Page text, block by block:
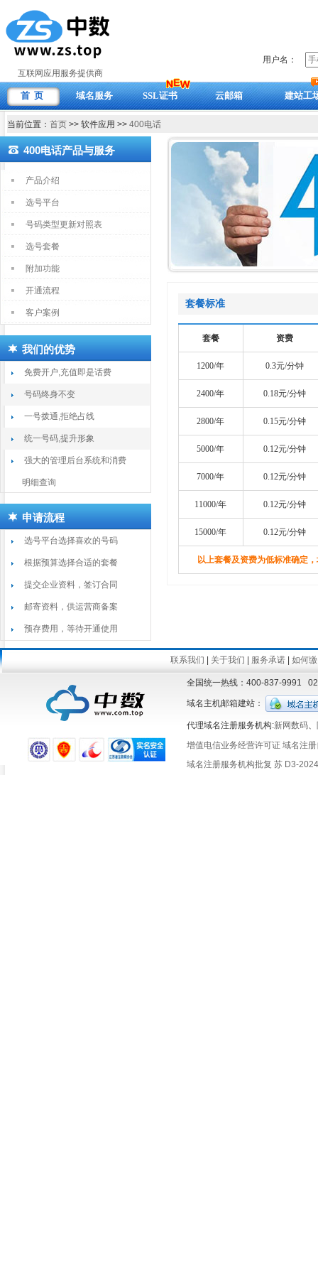
互联网应用服务提供商
用户名：
首 页 域名服务 SSL证书 云邮箱 建站工
当前位置： 首页 >> 软件应用 >> 400电话
400电话产品与服务
产品介绍
选号平台
号码类型更新对照表
选号套餐
附加功能
开通流程
客户案例
我们的优势
免费开户,充值即是话费
号码终身不变
一号拨通,拒绝占线
统一号码,提升形象
强大的管理后台系统和消费
明细查询
申请流程
选号平台选择喜欢的号码
根据预算选择合适的套餐
提交企业资料，签订合同
邮寄资料，供运营商备案
预存费用，等待开通使用
套餐标准
套餐 资费
1200/年 0.3元/分钟
2400/年 0.18元/分钟
2800/年 0.15元/分钟
5000/年 0.12元/分钟
7000/年 0.12元/分钟
11000/年 0.12元/分钟
15000/年 0.12元/分钟
以上套餐及资费为低标准确定
联系我们 关于我们 服务承诺 |如何
全国统一热线：400-837-9991
域名主机邮箱建站：
代理域名注册服务机构:新网数码
增值电信业务经营许可证 域名注
域名注册服务机构批复 苏 D3-